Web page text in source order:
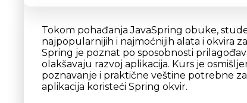
Tokom pohađanja JavaSpring obuke,
najpopularnijih i najmoćnijih alata i okvira
Spring je poznat po sposobnosti
olakšavaju razvoj aplikacija. Kurs je
poznavanje i praktične veštine potrebne
aplikacija koristeći Spring okvir.